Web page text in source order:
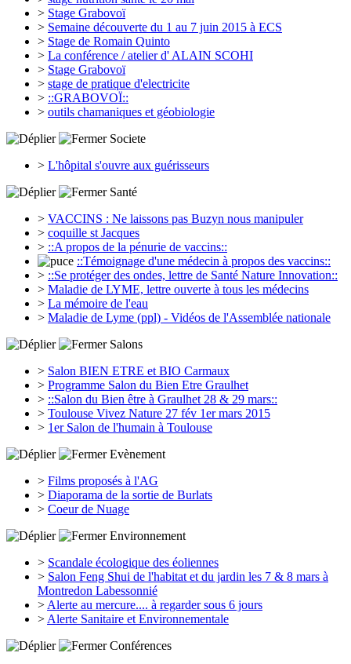
> Stage Grabovoï
> Semaine découverte du 1 au 7 juin 2015 à ECS
> Stage de Romain Quinto
> La conférence / atelier d' ALAIN SCOHI
> Stage Grabovoï
> stage de pratique d'electricite
> ::GRABOVOÏ::
> outils chamaniques et géobiologie
Societe
> L'hôpital s'ouvre aux guérisseurs
Santé
> VACCINS : Ne laissons pas Buzyn nous manipuler
> coquille st Jacques
> ::A propos de la pénurie de vaccins::
::Témoignage d'une médecin à propos des vaccins::
> ::Se protéger des ondes, lettre de Santé Nature Innovation::
> Maladie de LYME, lettre ouverte à tous les médecins
> La mémoire de l'eau
> Maladie de Lyme (ppl) - Vidéos de l'Assemblée nationale
Salons
> Salon BIEN ETRE et BIO Carmaux
> Programme Salon du Bien Etre Graulhet
> ::Salon du Bien être à Graulhet 28 & 29 mars::
> Toulouse Vivez Nature 27 fév 1er mars 2015
> 1er Salon de l'humain à Toulouse
Evènement
> Films proposés à l'AG
> Diaporama de la sortie de Burlats
> Coeur de Nuage
Environnement
> Scandale écologique des éoliennes
> Salon Feng Shui de l'habitat et du jardin les 7 & 8 mars à
Montredon Labessonnié
> Alerte au mercure.... à regarder sous 6 jours
> Alerte Sanitaire et Environnementale
Conférences